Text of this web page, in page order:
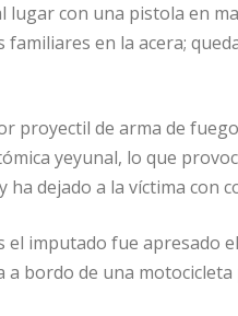
lugar con una pistola en
en la acera;
proyectil de arma de
yeyunal, lo que
dejado a la víctima con
el imputado fue apresado
bordo de una